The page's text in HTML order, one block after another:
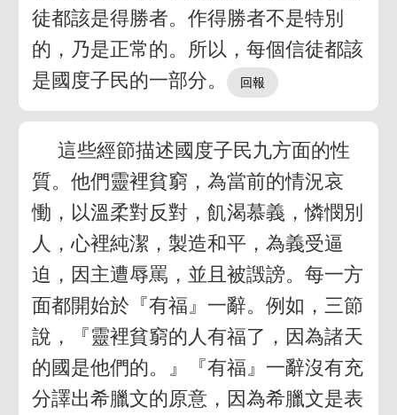
徒都該是得勝者。作得勝者不是特別
的，乃是正常的。所以，每個信徒都該
是國度子民的一部分。
這些經節描述國度子民九方面的性
質。他們靈裡貧窮，為當前的情況哀
慟，以溫柔對反對，飢渴慕義，憐憫別
人，心裡純潔，製造和平，為義受逼
迫，因主遭辱罵，並且被譭謗。每一方
面都開始於『有福』一辭。例如，三節
說，『靈裡貧窮的人有福了，因為諸天
的國是他們的。』『有福』一辭沒有充
分譯出希臘文的原意，因為希臘文是表